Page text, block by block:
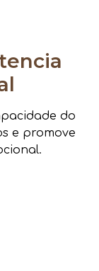
do
e promove